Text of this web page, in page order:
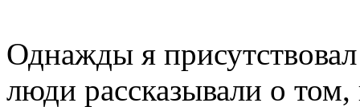
Однажды я
люди рассказывали о